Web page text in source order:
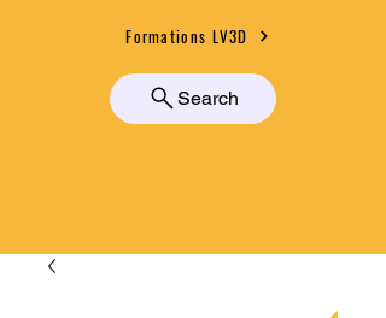
Formations LV3D
Search